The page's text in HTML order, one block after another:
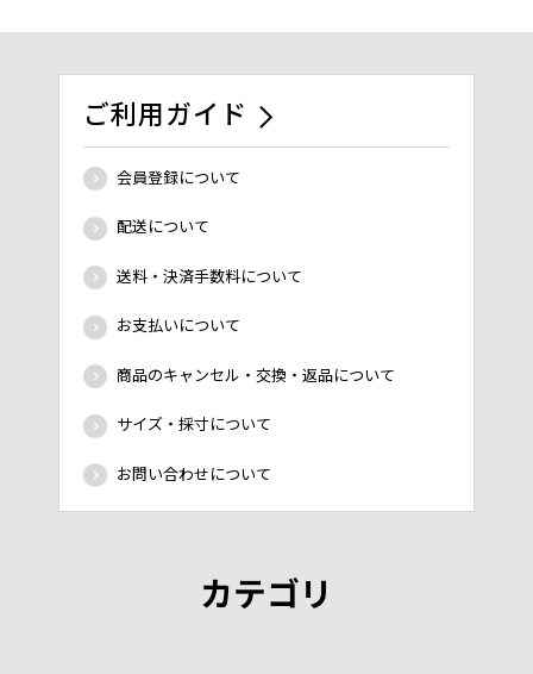
ご利用ガイド
会員登録について
配送について
送料・決済手数料について
お支払いについて
商品のキャンセル・交換・返品について
サイズ・採寸について
お問い合わせについて
カテゴリ